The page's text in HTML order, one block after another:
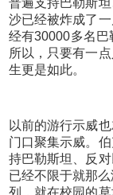
普遍支持巴勒斯
沙已经被炸成了
经有30000多名
所以，只要有一
生更是如此。
以前的游行示威
门口聚集示威。
持巴勒斯坦、反
已经不限于就那
列，就在校园的